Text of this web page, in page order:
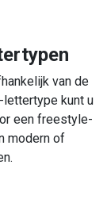
van de
lettertype kunt u
een freestyle-
modern of